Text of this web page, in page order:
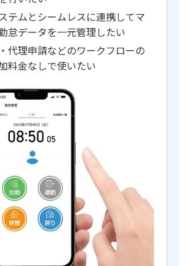
テムとシームレスに連携してマ
怠データを一元管理したい
代理申請などのワークフローの
料金なしで使いたい